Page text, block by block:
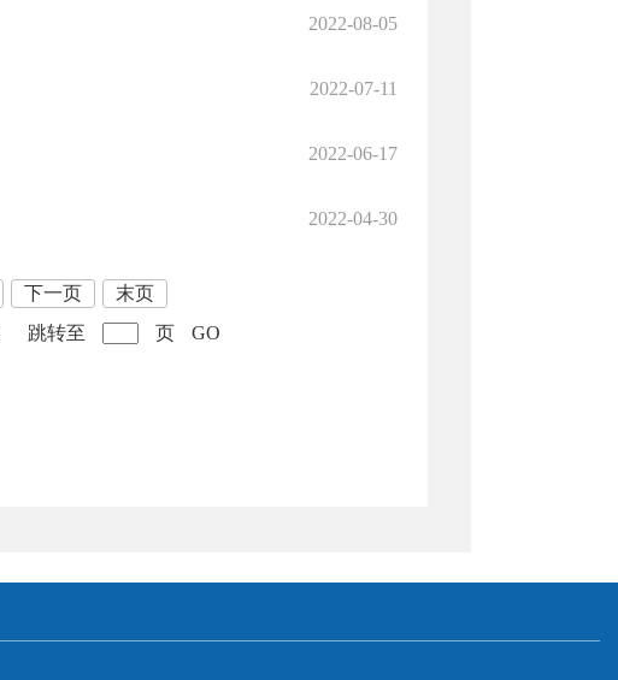
2022-08-05
2022-07-11
2022-06-17
2022-04-30
下一页
末页
跳转至 页 GO